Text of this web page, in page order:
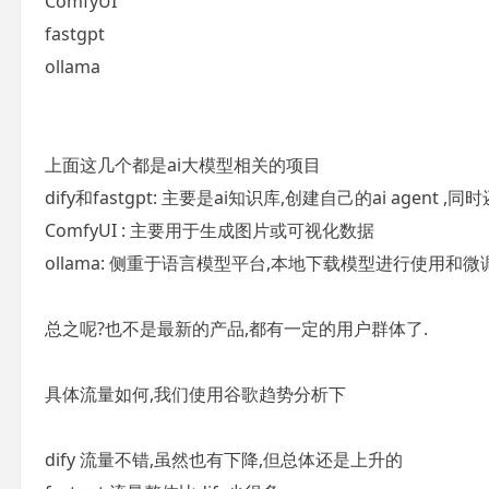
fastgpt
ollama
上面这几个都是ai大模型相关的项目
dify和fastgpt: 主要是ai知识库,创建自己的ai agent ,同时
ComfyUI : 主要用于生成图片或可视化数据
ollama: 侧重于语言模型平台,本地下载模型进行使用和微
总之呢?也不是最新的产品,都有一定的用户群体了.
具体流量如何,我们使用谷歌趋势分析下
dify 流量不错,虽然也有下降,但总体还是上升的